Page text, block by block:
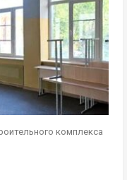
комплекса